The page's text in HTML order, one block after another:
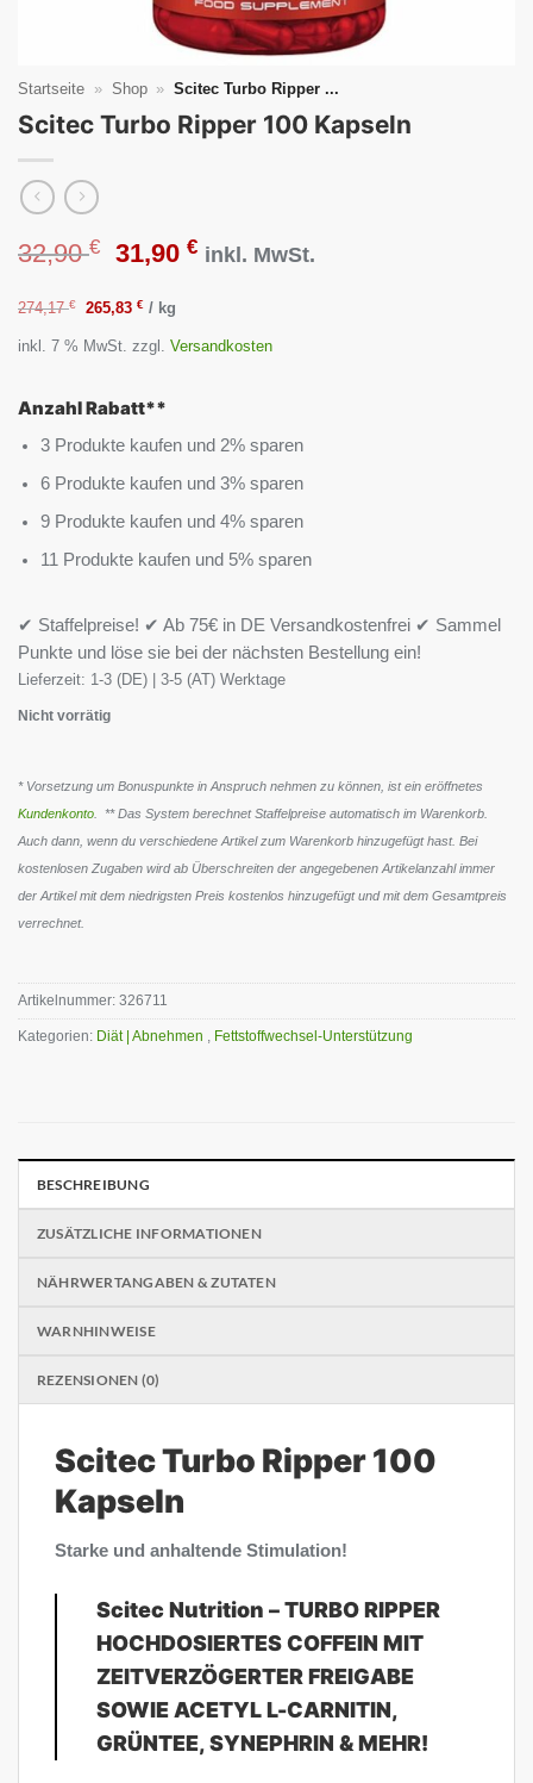
Startseite » Shop » Scitec Turbo Ripper ...
Scitec Turbo Ripper 100 Kapseln
32,90€
Ursprünglicher
Preis
war:
32,90 €
31,90 €Aktueller
ist:
inkl. MwSt.
274,17€ 265,83€ / kg
inkl. 7 % MwSt. zzgl. Versandkosten
Anzahl Rabatt**
3 Produkte kaufen und 2% sparen
6 Produkte kaufen und 3% sparen
9 Produkte kaufen und 4% sparen
11 Produkte kaufen und 5% sparen
✔ Staffelpreise! ✔ Ab 75€ in DE Versandkostenfrei ✔ Sammel
Punkte und löse sie bei der nächsten Bestellung ein!
Lieferzeit: 1-3 (DE) | 3-5 (AT) Werktage
Nicht vorrätig
* Vorsetzung um Bonuspunkte in Anspruch nehmen zu können, ist ein eröffnetes
Kundenkonto . ** Das System berechnet Staffelpreise automatisch im Warenkorb.
Auch dann, wenn du verschiedene Artikel zum Warenkorb hinzugefügt hast. Bei
kostenlosen Zugaben wird ab Überschreiten der angegebenen Artikelanzahl immer
der Artikel mit dem niedrigsten Preis kostenlos hinzugefügt und mit dem Gesamtpreis
verrechnet.
Artikelnummer: 326711
Kategorien: Diät | Abnehmen , Fettstoffwechsel-Unterstützung
BESCHREIBUNG
ZUSÄTZLICHE INFORMATIONEN
NÄHRWERTANGABEN & ZUTATEN
WARNHINWEISE
REZENSIONEN (0)
Scitec Turbo Ripper 100
Kapseln
Starke und anhaltende Stimulation!
Scitec Nutrition – TURBO RIPPER
HOCHDOSIERTES COFFEIN MIT
ZEITVERZÖGERTER FREIGABE
SOWIE ACETYL L-CARNITIN,
GRÜNTEE, SYNEPHRIN & MEHR!